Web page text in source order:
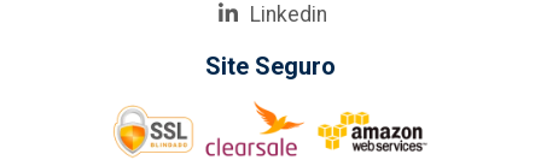
Linkedin
Site Seguro